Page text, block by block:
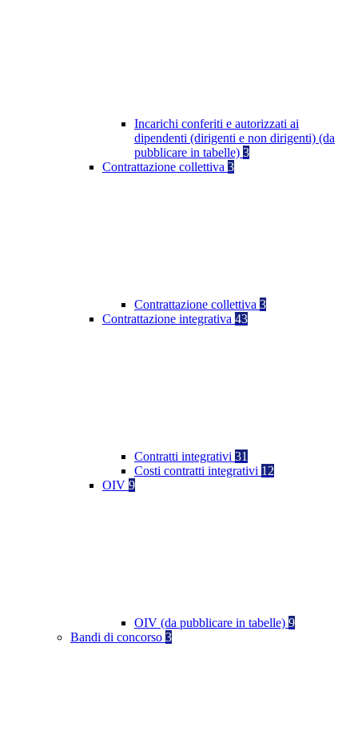
Incarichi conferiti e autorizzati ai
dipendenti (dirigenti e non dirigenti) (da
pubblicare in tabelle) 3
Contrattazione collettiva 3
Contrattazione collettiva 3
Contrattazione integrativa 43
Contratti integrativi 31
Costi contratti integrativi 12
OIV 9
OIV (da pubblicare in tabelle) 9
Bandi di concorso 3